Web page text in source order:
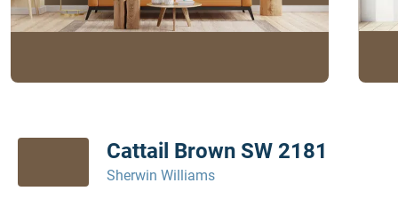
Cattail Brown SW 2181
Sherwin Williams